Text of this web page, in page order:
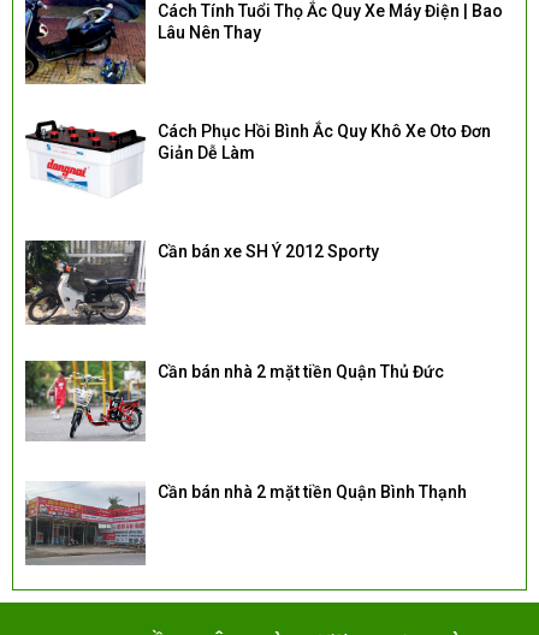
Cách Tính Tuổi Thọ Ắc Quy Xe Máy Điện | Bao
Lâu Nên Thay
Cách Phục Hồi Bình Ắc Quy Khô Xe Oto Đơn
Giản Dễ Làm
Cần bán xe SH Ý 2012 Sporty
Cần bán nhà 2 mặt tiền Quận Thủ Đức
Cần bán nhà 2 mặt tiền Quận Bình Thạnh